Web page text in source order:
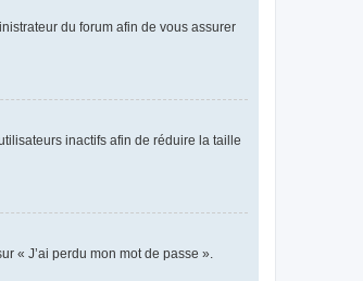
du forum afin de vous assurer
inactifs afin de réduire la taille
« J’ai perdu mon mot de passe ».